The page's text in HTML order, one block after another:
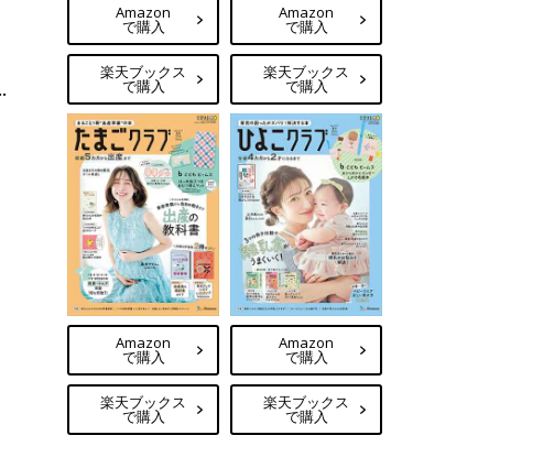
Amazon
で購入
楽天ブックス
で購入
Amazon
で購入
楽天ブックス
で購入
Amazon
で購入
楽天ブックス
で購入
Amazon
で購入
楽天ブックス
で購入